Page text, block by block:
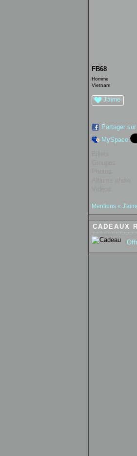
FB68
Homme
Vietnam
J'aime
Partager
MySpace
Mentions «
CADEAUX